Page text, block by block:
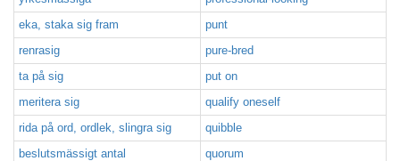
eka, staka sig fram
punt
renrasig
pure-bred
ta på sig
put on
meritera sig
qualify oneself
rida på ord, ordlek, slingra sig
quibble
beslutsmässigt antal
quorum